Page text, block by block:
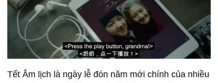
Tết Âm lịch là ngày lễ đón năm mới chính của nhiều